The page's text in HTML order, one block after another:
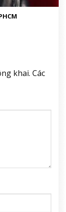
khai. Các